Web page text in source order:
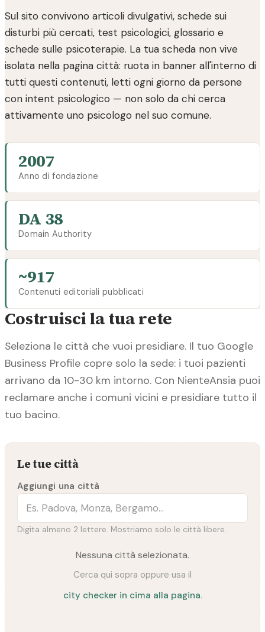
Sul sito convivono articoli divulgativi, schede sui
disturbi più cercati, test psicologici, glossario e
schede sulle psicoterapie. La tua scheda non vive
isolata nella pagina città: ruota in banner all'interno di
tutti questi contenuti, letti ogni giorno da persone
con intent psicologico — non solo da chi cerca
attivamente uno psicologo nel suo comune.
2007
Anno di fondazione
DA 38
Domain Authority
~917
Contenuti editoriali pubblicati
Costruisci la tua rete
Seleziona le città che vuoi presidiare. Il tuo Google
Business Profile copre solo la sede: i tuoi pazienti
arrivano da 10-30 km intorno. Con NienteAnsia puoi
reclamare anche i comuni vicini e presidiare tutto il
tuo bacino.
Le tue città
Aggiungi una città
Digita almeno 2 lettere. Mostriamo solo le città libere.
Nessuna città selezionata.
Cerca qui sopra oppure usa il
city checker in cima alla pagina.